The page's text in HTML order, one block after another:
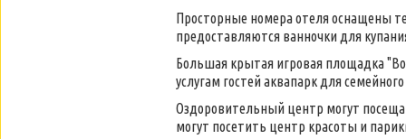
Просторные номера отеля оснащены
предоставляются ванночки для
Большая крытая игровая площадка
услугам гостей аквапарк для
Оздоровительный центр могут
могут посетить центр красоты и